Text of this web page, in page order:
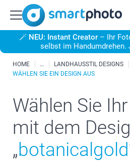
🪄 NEU: Instant Creator – Ihr
selbst im Handumdrehen.
HOME
LANDHAUSSTIL DESIGNS
WÄHLEN SIE EIN DESIGN AUS
Wählen Sie
mit dem
„botanicalgold